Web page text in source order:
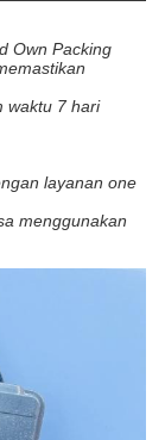
Own Packing
waktu 7 hari
layanan one
menggunakan